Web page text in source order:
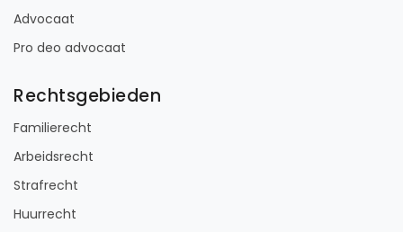
Advocaat
Pro deo advocaat
Rechtsgebieden
Familierecht
Arbeidsrecht
Strafrecht
Huurrecht